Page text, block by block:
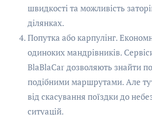
швидкості та можливість
ділянках.
Попутка або карпулінг.
одиноких мандрівників.
BlaBlaCar дозволяють знайти
подібними маршрутами. Але
від скасування поїздки до
ситуацій.